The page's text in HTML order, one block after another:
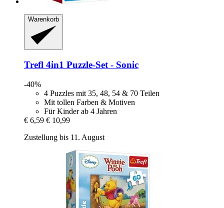
Warenkorb
Trefl 4in1 Puzzle-​Set -​ Sonic
-40%
4 Puzzles mit 35, 48, 54 & 70 Teilen
Mit tollen Farben & Motiven
Für Kinder ab 4 Jahren
€ 6,59 € 10,99
Zustellung bis 11. August